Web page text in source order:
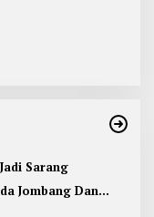
Sarang
Jombang Dan